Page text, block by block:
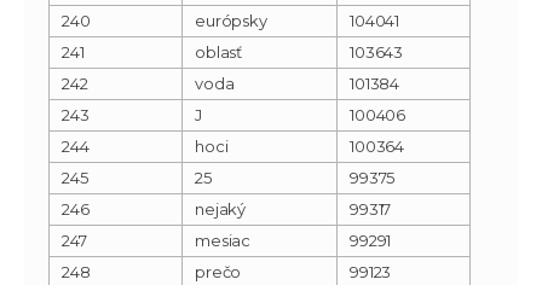
240
európsky
104041
241
oblasť
103643
242
voda
101384
243
J
100406
244
hoci
100364
245
25
99375
246
nejaký
99317
247
mesiac
99291
248
prečo
99123